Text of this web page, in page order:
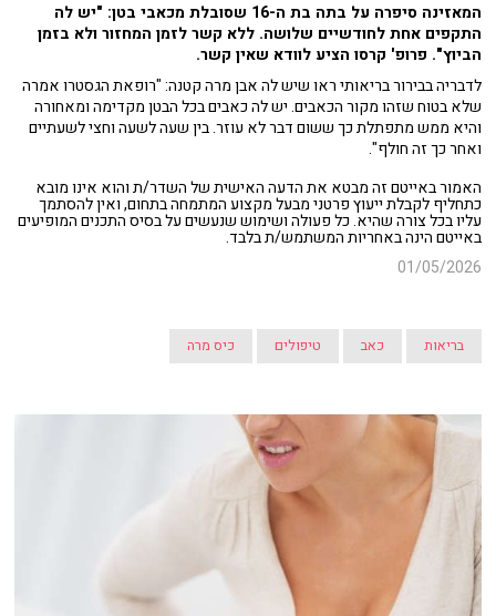
המאזינה סיפרה על בתה בת ה-16 שסובלת מכאבי בטן: "יש לה
התקפים אחת לחודשיים שלושה. ללא קשר לזמן המחזור ולא בזמן
הביוץ". פרופ' קרסו הציע לוודא שאין קשר.
לדבריה בבירור בריאותי ראו שיש לה אבן מרה קטנה: "רופאת הגסטרו אמרה
שלא בטוח שזהו מקור הכאבים. יש לה כאבים בכל הבטן מקדימה ומאחורה
והיא ממש מתפתלת כך ששום דבר לא עוזר. בין שעה לשעה וחצי לשעתיים
ואחר כך זה חולף".
האמור באייטם זה מבטא את הדעה האישית של השדר/ת והוא אינו מובא
כתחליף לקבלת ייעוץ פרטני מבעל מקצוע המתמחה בתחום, ואין להסתמך
עליו בכל צורה שהיא. כל פעולה ושימוש שנעשים על בסיס התכנים המופיעים
באייטם הינה באחריות המשתמש/ת בלבד.
01/05/2026
בריאות כאב טיפולים כיס מרה